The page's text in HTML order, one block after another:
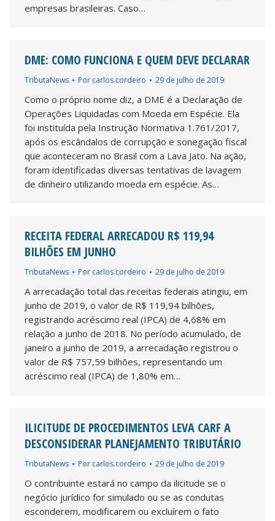
empresas brasileiras. Caso…
DME: COMO FUNCIONA E QUEM DEVE DECLARAR
TributaNews Por carlos.cordeiro 29 de julho de 2019
Como o próprio nome diz, a DME é a Declaração de
Operações Liquidadas com Moeda em Espécie. Ela
foi instituída pela Instrução Normativa 1.761/2017,
após os escândalos de corrupção e sonegação fiscal
que aconteceram no Brasil com a Lava Jato. Na ação,
foram identificadas diversas tentativas de lavagem
de dinheiro utilizando moeda em espécie. As…
RECEITA FEDERAL ARRECADOU R$ 119,94
BILHÕES EM JUNHO
TributaNews Por carlos.cordeiro 29 de julho de 2019
A arrecadação total das receitas federais atingiu, em
junho de 2019, o valor de R$ 119,94 bilhões,
registrando acréscimo real (IPCA) de 4,68% em
relação a junho de 2018. No período acumulado, de
janeiro a junho de 2019, a arrecadação registrou o
valor de R$ 757,59 bilhões, representando um
acréscimo real (IPCA) de 1,80% em…
ILICITUDE DE PROCEDIMENTOS LEVA CARF A
DESCONSIDERAR PLANEJAMENTO TRIBUTÁRIO
TributaNews Por carlos.cordeiro 29 de julho de 2019
O contribuinte estará no campo da ilicitude se o
negócio jurídico for simulado ou se as condutas
esconderem, modificarem ou excluírem o fato